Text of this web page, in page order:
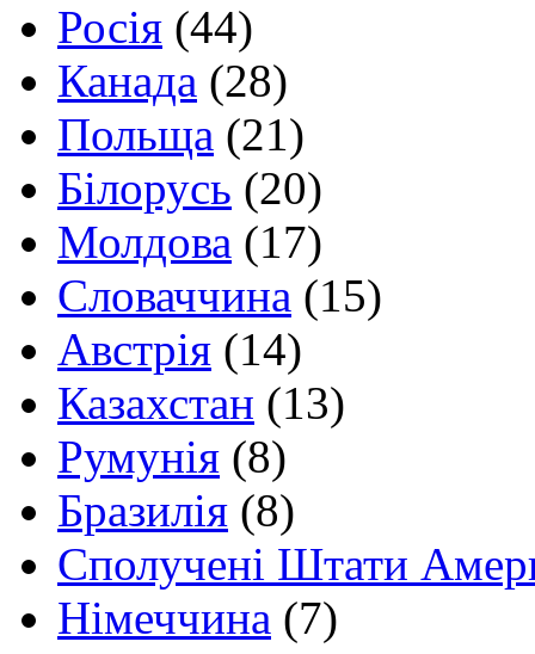
Росія (44)
Канада (28)
Польща (21)
Білорусь (20)
Молдова (17)
Словаччина (15)
Австрія (14)
Казахстан (13)
Румунія (8)
Бразилія (8)
Сполучені Штати
Німеччина (7)